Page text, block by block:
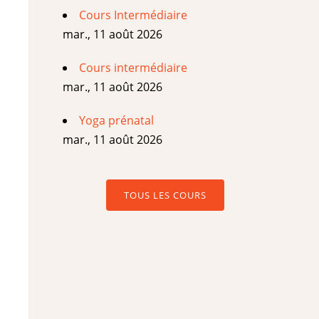
Cours Intermédiaire
mar., 11 août 2026
Cours intermédiaire
mar., 11 août 2026
Yoga prénatal
mar., 11 août 2026
TOUS LES COURS